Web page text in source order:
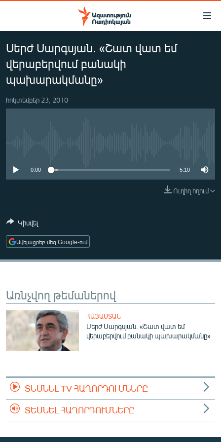
Մատչելիության
հիմնական
բովանդակությանը
Անցնել
հիմնական
մենյուին
Որոնում
ԱԶԱՏՈՒԹՅՈՒՆ TV
ՀԱՅԱՍՏԱՆ
ՔԱՂԱՔԱԿԱՆ
ԸՆՏՐՈՒԹՅՈՒՆՆԵՐ 2026
ՂԱՐԱԲԱՂ
ՄԻՋԱԶԳԱՅԻՆ
ՄՇԱԿՈՒՅԹ
ՍՊՈՐՏ
ՏՏ ԵՒ ԻՆՏԵՐՆԵՏ
ԿՈՐՈՆԱՎԻՐՈՒՍ
ԱՐԽԻՎ
ՏԵՍԱՆՅՈՒԹԵՐ
ՁԳՏԵԼՈՎ ԼԱՎԱԳՈՒՅՆԻՆ
ՓՈԴՔԱՍԹ
Սերժ Սարգսյան. «Շատ վատ եմ
վերաբերվում բանակի
պախարակմանը»
հոկտեմբեր 23, 2010
0:00 5:10
Ուղիղ հղում
Կիսվել
Ավելացրեք մեզ Google-ում
Առնչվող թեմաներով
ՀԱՅԱՍՏԱՆ
Սերժ Սարգսյան. «Շատ վատ եմ
վերաբերվում բանակի պախարակմանը»
ՏԵՍՆԵԼ TV ՀԱՂՈՐԴՈՒՄՆԵՐԸ
ՏԵՍՆԵԼ ՀԱՂՈՐԴՈՒՄՆԵՐԸ